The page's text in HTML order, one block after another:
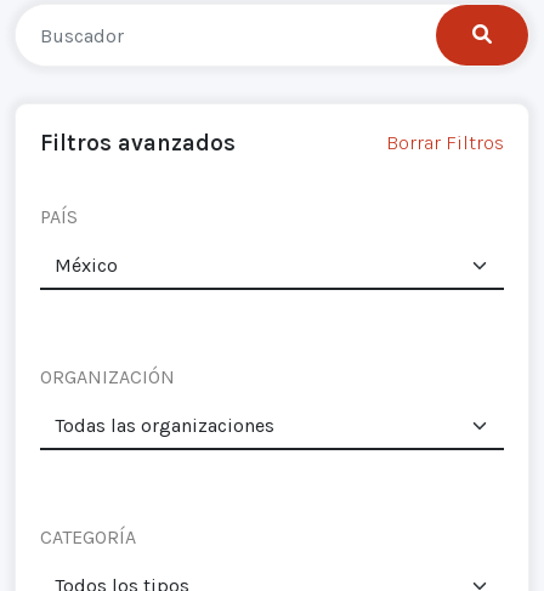
Filtros avanzados Borrar Filtros
PAÍS
ORGANIZACIÓN
CATEGORÍA